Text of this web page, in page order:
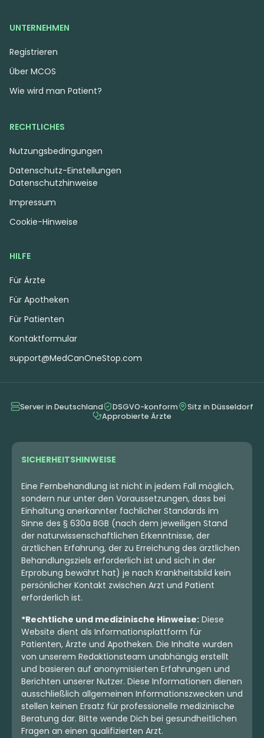
UNTERNEHMEN
Registrieren
Über MCOS
Wie wird man Patient?
HILFE
Für Ärzte
Für Apotheken
Für Patienten
Kontaktformular
support@MedCanOneStop.com
RECHTLICHES
Nutzungsbedingungen
Datenschutzhinweise
Impressum
Cookie-Hinweise
Datenschutz-Einstellungen
Server in Deutschland DSGVO-konform
Sitz in Düsseldorf
Approbierte Ärzte
SICHERHEITSHINWEISE
Eine Fernbehandlung ist nicht in jedem Fall möglich,
sondern nur unter den Voraussetzungen, dass bei
Einhaltung anerkannter fachlicher Standards im
Sinne des § 630a BGB (nach dem jeweiligen Stand
der naturwissenschaftlichen Erkenntnisse, der
ärztlichen Erfahrung, der zu Erreichung des ärztlichen
Behandlungsziels erforderlich ist und sich in der
Erprobung bewährt hat) je nach Krankheitsbild kein
persönlicher Kontakt zwischen Arzt und Patient
erforderlich ist.
*Rechtliche und medizinische Hinweise: Diese
Website dient als Informationsplattform für
Patienten, Ärzte und Apotheken. Die Inhalte wurden
von unserem Redaktionsteam unabhängig erstellt
und basieren auf anonymisierten Erfahrungen und
Berichten unserer Nutzer. Diese Informationen dienen
ausschließlich allgemeinen Informationszwecken und
stellen keinen Ersatz für professionelle medizinische
Beratung dar. Bitte wende Dich bei gesundheitlichen
Fragen an einen qualifizierten Arzt.